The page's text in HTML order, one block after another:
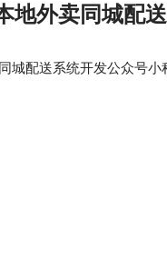
地外卖同城配
城配送系统开发公众号小